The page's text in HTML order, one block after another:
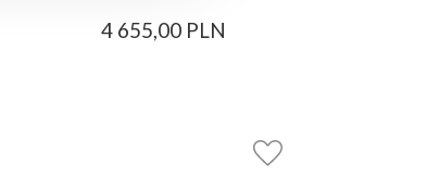
4 655,00 PLN